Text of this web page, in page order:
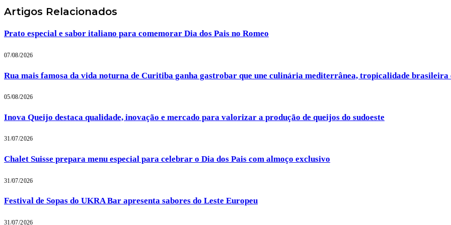
Artigos Relacionados
Prato especial e sabor italiano para comemorar Dia dos Pais no Romeo
07/08/2026
Rua mais famosa da vida noturna de Curitiba ganha gastrobar que une culinária mediterrânea, tropicalidade brasileira
05/08/2026
Inova Queijo destaca qualidade, inovação e mercado para valorizar a produção de queijos do sudoeste
31/07/2026
Chalet Suisse prepara menu especial para celebrar o Dia dos Pais com almoço exclusivo
31/07/2026
Festival de Sopas do UKRA Bar apresenta sabores do Leste Europeu
31/07/2026